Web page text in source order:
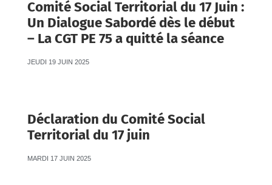
Comité Social Territorial du 17 Juin :
Un Dialogue Sabordé dès le début
– La CGT PE 75 a quitté la séance
JEUDI 19 JUIN 2025
Déclaration du Comité Social
Territorial du 17 juin
MARDI 17 JUIN 2025